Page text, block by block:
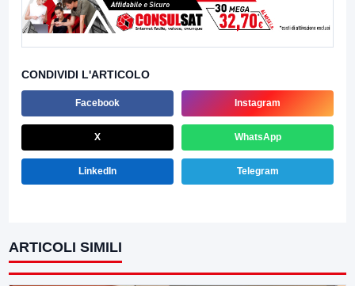
CONDIVIDI L'ARTICOLO
Facebook Instagram
X WhatsApp
LinkedIn Telegram
ARTICOLI SIMILI